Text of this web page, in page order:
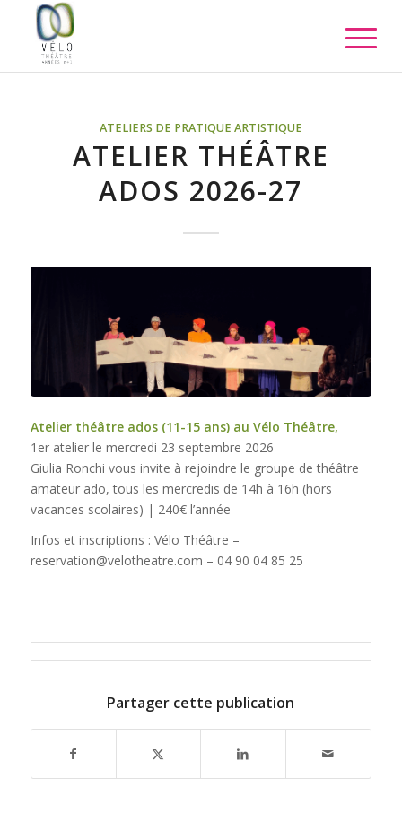
ATELIERS DE PRATIQUE ARTISTIQUE
ATELIER THÉÂTRE
ADOS 2026-27
Atelier théâtre ados (11-15 ans) au Vélo Théâtre,
1er atelier le mercredi 23 septembre 2026
Giulia Ronchi vous invite à rejoindre le groupe de théâtre
amateur ado, tous les mercredis de 14h à 16h (hors
vacances scolaires) | 240€ l’année
Infos et inscriptions : Vélo Théâtre –
reservation@velotheatre.com – 04 90 04 85 25
Partager cette publication